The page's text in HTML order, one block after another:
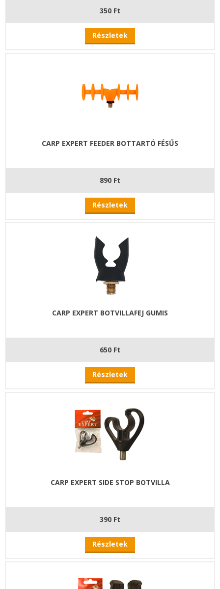
350 Ft
Részletek
CARP EXPERT FEEDER BOTTARTÓ FÉSŰS
890 Ft
Részletek
CARP EXPERT BOTVILLAFEJ GUMIS
650 Ft
Részletek
CARP EXPERT SIDE STOP BOTVILLA
390 Ft
Részletek